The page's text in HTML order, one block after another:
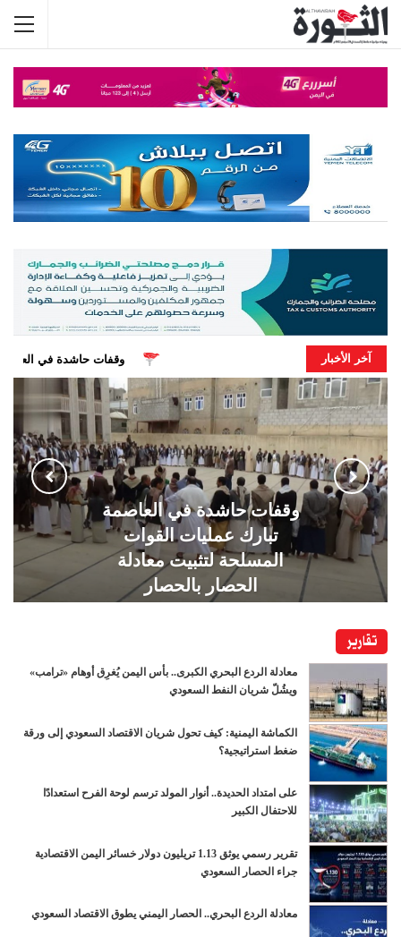
آخر الأخبار وقفات حاشدة في العاصمة
وقفات حاشدة في العاصمة
تبارك عمليات القوات
المسلحة لتثبيت معادلة
الحصار بالحصار
تقارير
معادلة الردع البحري الكبرى.. بأس اليمن يُغرِق أوهام «ترامب»
ويشُلّ شريان النفط السعودي
الكماشة اليمنية: كيف تحول شريان الاقتصاد السعودي إلى ورقة
ضغط استراتيجية؟
على امتداد الحديدة.. أنوار المولد ترسم لوحة الفرح استعدادًا
للاحتفال الكبير
تقرير رسمي يوثق 1.13 تريليون دولار خسائر اليمن الاقتصادية
جراء الحصار السعودي
معادلة الردع البحري.. الحصار اليمني يطوق الاقتصاد السعودي